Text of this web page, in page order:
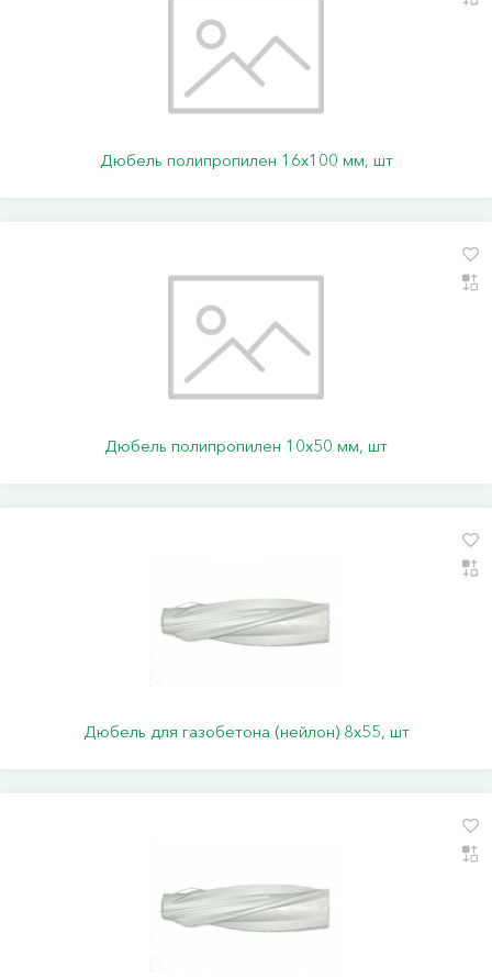
Дюбель полипропилен 16х100 мм, шт
Дюбель полипропилен 10х50 мм, шт
Дюбель для газобетона (нейлон) 8х55, шт